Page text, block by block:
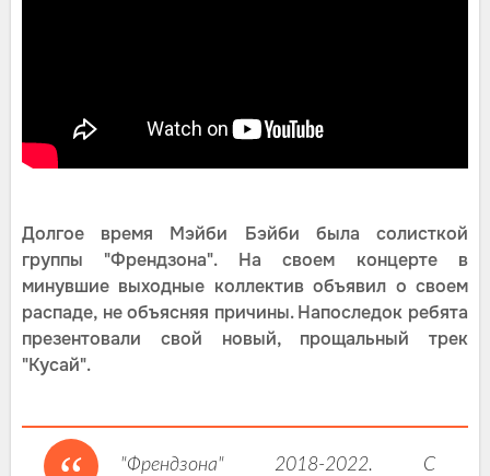
Долгое время Мэйби Бэйби была солисткой
группы "Френдзона". На своем концерте в
минувшие выходные коллектив объявил о своем
распаде, не объясняя причины. Напоследок ребята
презентовали свой новый, прощальный трек
"Кусай".
"Френдзона" 2018-2022. С